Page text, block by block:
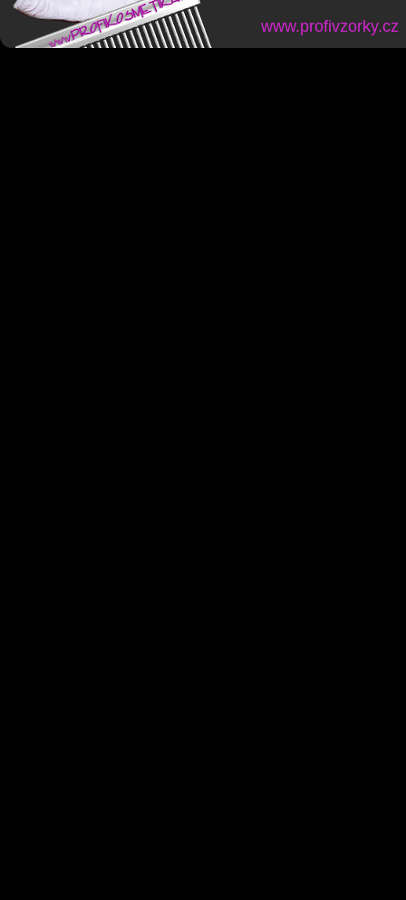
www.profivzorky.cz